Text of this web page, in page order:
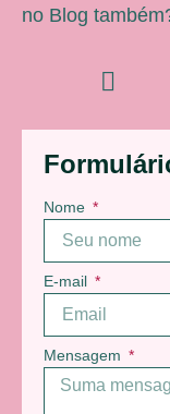
Nome
E-mail
Mensagem
no Blog